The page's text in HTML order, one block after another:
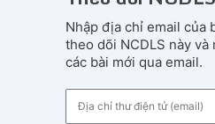
Nhập địa chỉ email của
theo dõi NCDLS này và
các bài mới qua email.
chỉ